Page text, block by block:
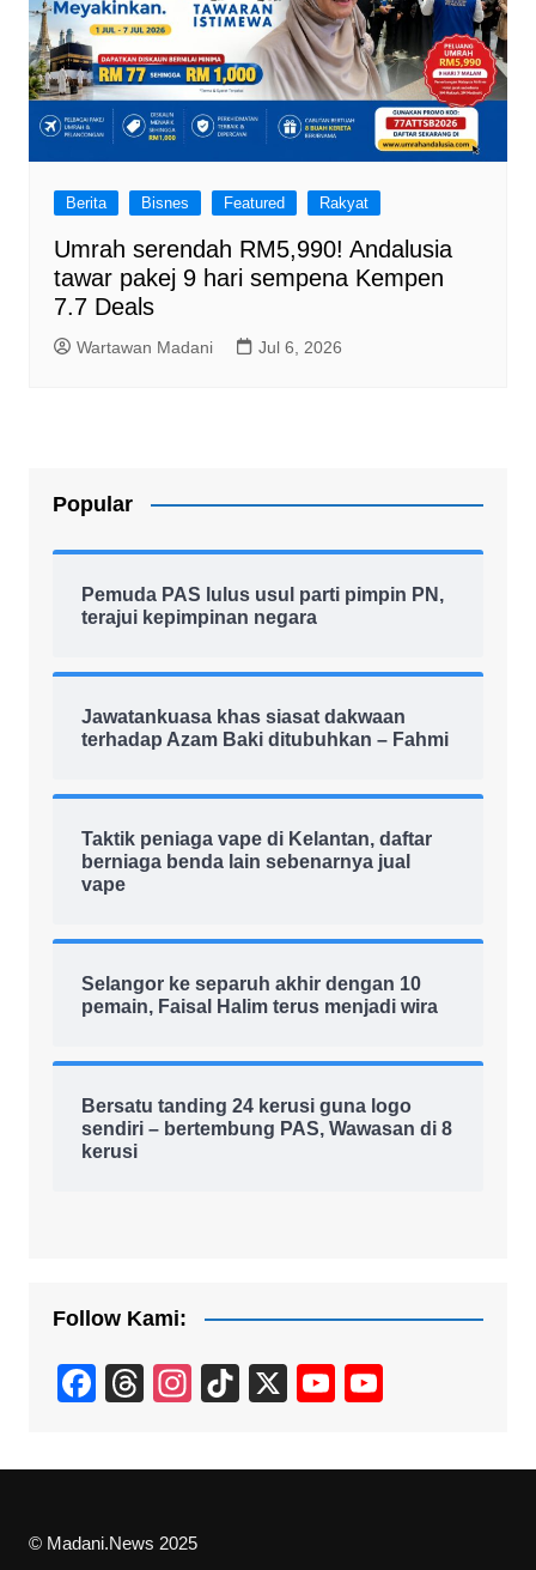
Berita Bisnes Featured Rakyat
Umrah serendah RM5,990! Andalusia
tawar pakej 9 hari sempena Kempen
7.7 Deals
Wartawan Madani Jul 6, 2026
Popular
Pemuda PAS lulus usul parti pimpin PN,
terajui kepimpinan negara
Jawatankuasa khas siasat dakwaan
terhadap Azam Baki ditubuhkan – Fahmi
Taktik peniaga vape di Kelantan, daftar
berniaga benda lain sebenarnya jual
vape
Selangor ke separuh akhir dengan 10
pemain, Faisal Halim terus menjadi wira
Bersatu tanding 24 kerusi guna logo
sendiri – bertembung PAS, Wawasan di 8
kerusi
Follow Kami:
F
c
b
T
e
d
In
a
a
Ti
T
X
Y
u
u
© Madani.News 2025